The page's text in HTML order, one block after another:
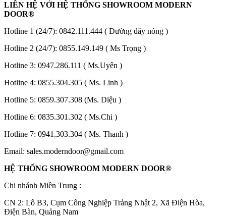
Giới thiệu CEO
LIÊN HỆ VỚI HỆ THỐNG SHOWROOM MODERN
DOOR®
Hotline 1 (24/7): 0842.111.444 ( Đường dây nóng )
Hotline 2 (24/7): 0855.149.149 ( Ms Trọng )
Hotline 3: 0947.286.111 ( Ms.Uyên )
Hotline 4: 0855.304.305 ( Ms. Linh )
Hotline 5: 0859.307.308 (Ms. Diệu )
Hotline 6: 0835.301.302 ( Ms.Chi )
Hotline 7: 0941.303.304 ( Ms. Thanh )
Email: sales.moderndoor@gmail.com
HỆ THỐNG SHOWROOM MODERN DOOR®
Chi nhánh Miền Trung :
CN 2: Lô B3, Cụm Công Nghiệp Trảng Nhật 2, Xã Điện Hòa,
Điện Bàn, Quảng Nam